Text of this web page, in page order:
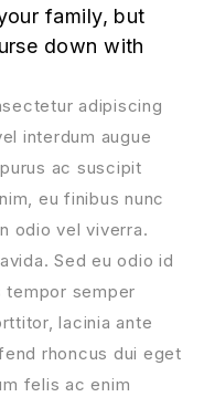
family, but
down with
adipiscing
interdum augue
ac suscipit
eu finibus nunc
odio vel viverra.
Sed eu odio id
tempor semper
lacinia ante
rhoncus dui eget
felis ac enim